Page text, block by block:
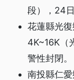
段），24
花蓮縣光
4K~16K（
警性封閉。
南投縣仁